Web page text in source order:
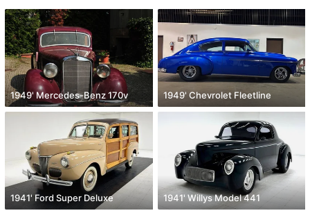
1949' Mercedes-Benz 170v 1949' Chevrolet Fleetline
1941' Ford Super Deluxe 1941' Willys Model 441